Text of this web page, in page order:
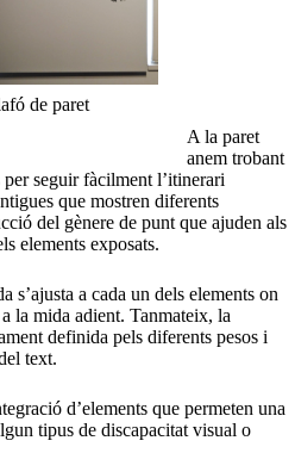
de paret
A la paret
anem trobant
seguir fàcilment l’itinerari
que mostren diferents
del gènere de punt que ajuden als
elements exposats.
a cada un dels elements on
la mida adient. Tanmateix, la
definida pels diferents pesos i
text.
d’elements que permeten una
tipus de discapacitat visual o